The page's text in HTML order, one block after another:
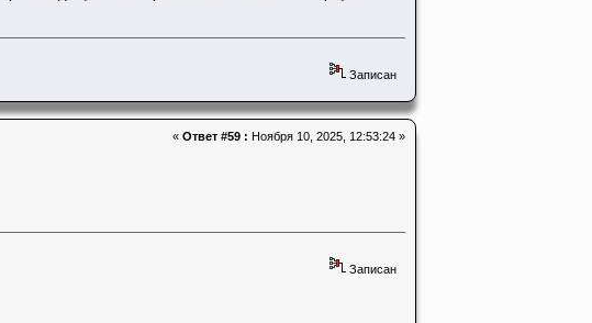
Записан
« Ответ #59 : Ноября 10, 2025, 12:53:24 »
Записан